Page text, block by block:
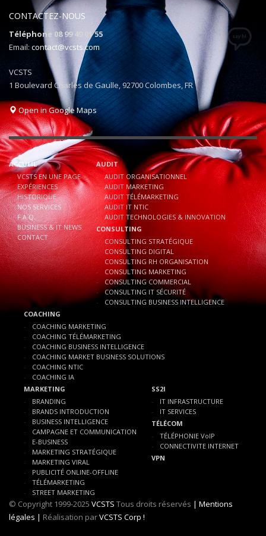
CONTACTEZ-NOUS
Téléphone 08 99 49 01 55
Email: contact@vcsts.com
VCSTS
1 Boulevard Charles de Gaulle, 92700 Colombes, FR
Open in Google Maps
ACCUEIL
VCSTS EN UNE PAGE
EXPÉRIENCES
HISTORIQUE
NOS SERVICES
F.A.Q.
BUSINESS & IT NEWS
CONTACT
AUDIT
AUDIT ORGANISATIONNEL
AUDIT MARKETING
AUDIT TÉLÉMARKETING
AUDIT IT NTIC
AUDIT TECHNOLOGIES & INNOVATION
CONSULTING
CONSULTING STRATÉGIQUE
CONSULTING DIGITAL
CONSULTING RH ORGANISATION
CONSULTING MARKETING
CONSULTING COMMERCIAL
CONSULTING IT SÉCURITÉ
CONSULTING BUSINESS INTELLIGENCE
COACHING
COACHING MARKETING
COACHING TÉLÉMARKETING
COACHING BUSINESS INTELLIGENCE
COACHING MARKET BUSINESS SOLUTIONS
COACHING NTIC
COACHING IA
MARKETING
BRANDING
BRANDS INTRODUCTION
BUSINESS INTELLIGENCE
CAMPAGNE ET COMMUNICATION
E-BUSINESS
MARKETING STRATÉGIQUE
MARKETING VIRAL
PUBLICITÉ ONLINE-OFFLINE
TÉLÉMARKETING
STREET MARKETING
SS2I
IT INFRASTRUCTURE
IT SERVICES
TÉLÉCOM
TÉLÉPHONIE VoIP
CONNECTIVITE INTERNET
VPN
© Copyright 1999-2025 VCSTS Tous droits réservés | Mentions
légales | Réalisation parVCSTS Corp !